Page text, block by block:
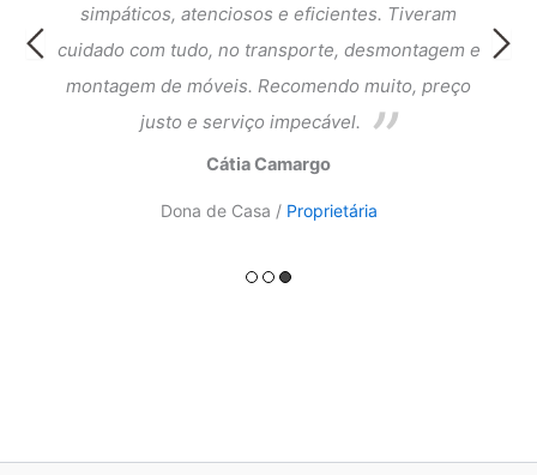
simpáticos, atenciosos e eficientes. Tiveram
cuidado com tudo, no transporte, desmontagem e
montagem de móveis. Recomendo muito, preço
justo e serviço impecável.
Cátia Camargo
Dona de Casa / Proprietária